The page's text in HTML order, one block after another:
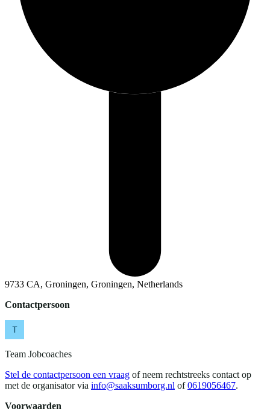
9733 CA, Groningen, Groningen, Netherlands
Contactpersoon
Team Jobcoaches
Stel de contactpersoon een vraag of neem rechtstreeks contact op
met de organisator via info@saaksumborg.nl of 0619056467.
Voorwaarden